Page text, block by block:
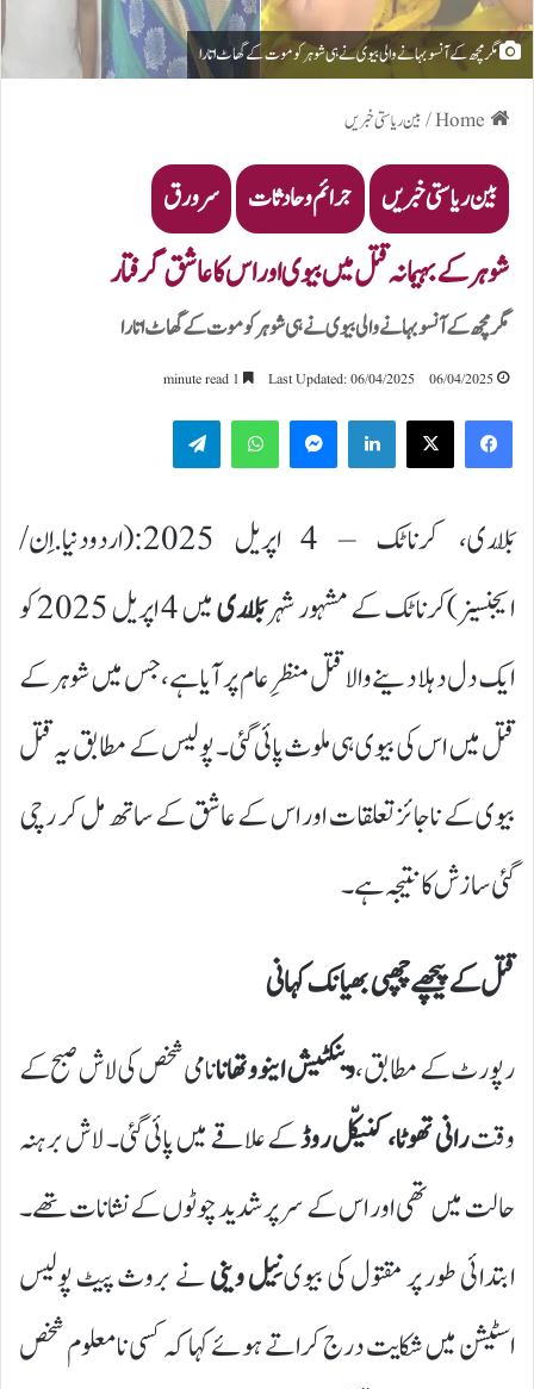
مگرمچھ کے آنسو بہانے والی بیوی نے ہی شوہر کو موت کے گھاٹ اتارا
/بین ریاستی خبریں
بین ریاستی خبریں جرائم و حادثات سرورق
شوہر کے بہیمانہ قتل میں بیوی اور اس کا عاشق گرفتار
مگرمچھ کے آنسو بہانے والی بیوی نے ہی شوہر کو موت کے گھاٹ اتارا
06/04/2025
Last Updated: 06/04/2025
LinkedIn
WhatsApp
بَلّاری، کرناٹک – 4 اپریل 2025:(اردودنیا.اِن/
ایجنسیز)کرناٹک کے مشہور شہربَلّاری
میں 4 اپریل 2025 کو
ایک دل دہلا دینے والا قتل منظرِ عام پر آیا ہے، جس میں شوہر کے
قتل میں اس کی بیوی ہی ملوث پائی گئی۔ پولیس کے مطابق یہ قتل
بیوی کے ناجائز تعلقات اور اس کے عاشق کے ساتھ مل کر رچی
گئی سازش کا نتیجہ ہے۔
قتل کے پیچھے چھپی بھیانک کہانی
رپورٹ کے مطابق،وینکٹیش اینووتھانانامی شخص کی لاش صبح کے
وقترانی تھوٹا، کنیکّل روڈکے علاقے میں پائی گئی۔ لاش برہنہ
حالت میں تھی اور اس کے سر پر شدید چوٹوں کے نشانات تھے۔
ابتدائی طور پر مقتول کی بیوینِیل وینینے بروث پیٹ پولیس
اسٹیشن میں شکایت درج کراتے ہوئے کہا کہ کسی نامعلوم شخص